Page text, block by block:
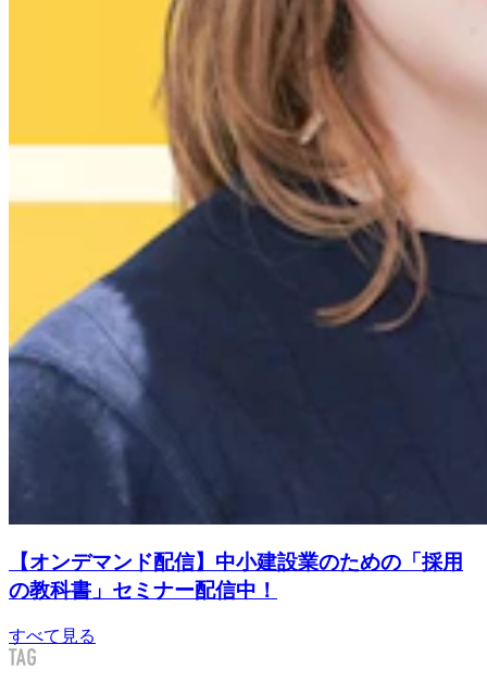
【オンデマンド配信】中小建設業のための「採用
の教科書」セミナー配信中！
すべて見る